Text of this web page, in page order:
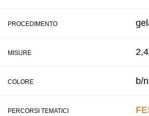
PROCEDIMENTO
MISURE
COLORE b/n
PERCORSI TEMATICI